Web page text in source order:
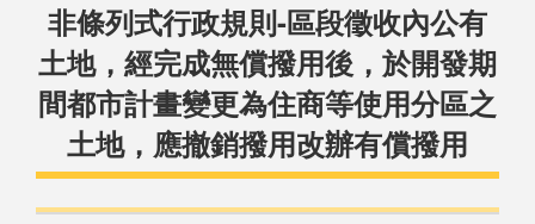
非條列式行政規則-區段徵收內公有
土地，經完成無償撥用後，於開發期
間都市計畫變更為住商等使用分區之
土地，應撤銷撥用改辦有償撥用